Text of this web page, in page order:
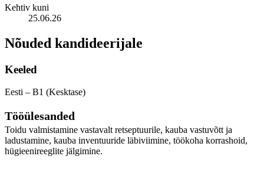
Kehtiv kuni
25.06.26
Nõuded kandideerijale
Keeled
Eesti – B1 (Kesktase)
Tööülesanded
Toidu valmistamine vastavalt retseptuurile, kauba vastuvõtt ja
ladustamine, kauba inventuuride läbiviimine, töökoha korrashoid,
hügieenireeglite jälgimine.